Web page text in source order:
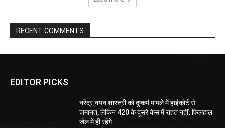
RECENT COMMENTS
EDITOR PICKS
नरेंद्र नयन शास्त्री को दुष्कर्म मामले में हाईकोर्ट से
जमानत, लेकिन 420 के दूसरे केस में राहत नहीं; फिलहाल
जेल में ही रहेंगे